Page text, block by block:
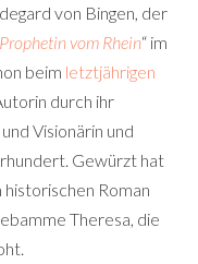
von Bingen, der
vom Rhein“ im
beim letztjährigen
durch ihr
Visionärin und
Gewürzt hat
Roman
Theresa, die